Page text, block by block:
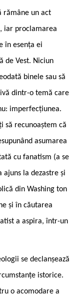
rămâne un act
iar proclamarea
în esența ei
de Vest. Niciun
binele sau să
dintr-o temă care
imperfecțiunea.
să recunoaștem că
asumarea
cu fanatism (a se
ajuns la dezastre și
din Washing ton
și în căutarea
a aspira, într-un
se declanșează
istorice.
o acomodare a